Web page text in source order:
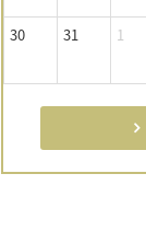
30 31 1